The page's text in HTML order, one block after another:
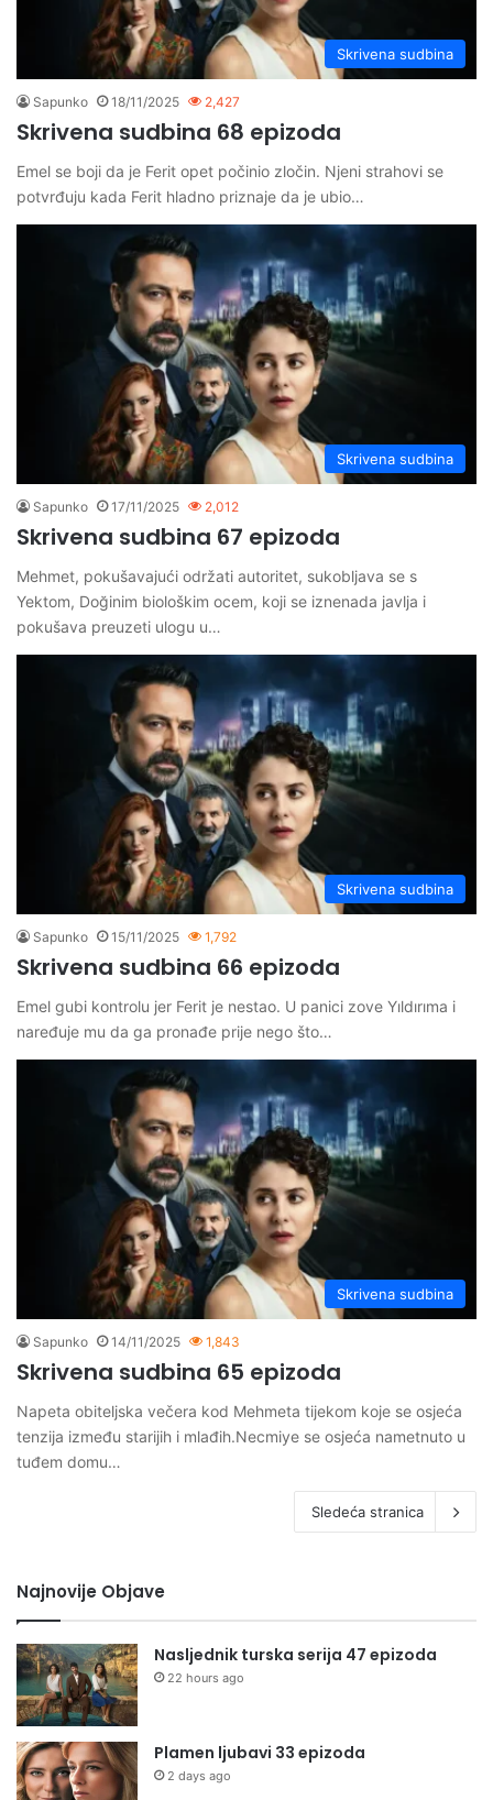
Skrivena sudbina
Sapunko 18/11/2025 2,427
Skrivena sudbina 68 epizoda
Emel se boji da je Ferit opet počinio zločin. Njeni strahovi se
potvrđuju kada Ferit hladno priznaje da je ubio…
Skrivena sudbina
Sapunko 17/11/2025 2,012
Skrivena sudbina 67 epizoda
Mehmet, pokušavajući održati autoritet, sukobljava se s
Yektom, Doğinim biološkim ocem, koji se iznenada javlja i
pokušava preuzeti ulogu u…
Skrivena sudbina
Sapunko 15/11/2025 1,792
Skrivena sudbina 66 epizoda
Emel gubi kontrolu jer Ferit je nestao. U panici zove Yıldırıma i
naređuje mu da ga pronađe prije nego što…
Skrivena sudbina
Sapunko 14/11/2025 1,843
Skrivena sudbina 65 epizoda
Napeta obiteljska večera kod Mehmeta tijekom koje se osjeća
tenzija između starijih i mlađih.Necmiye se osjeća nametnuto u
tuđem domu…
Sledeća stranica
Najnovije Objave
Nasljednik turska serija 47 epizoda
22 hours ago
Plamen ljubavi 33 epizoda
2 days ago